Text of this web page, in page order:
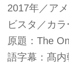
2017年／ア
ビスタ／カ
原題：The
語字幕：髙内